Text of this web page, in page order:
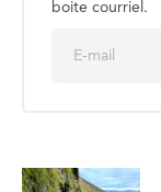
boite courriel.